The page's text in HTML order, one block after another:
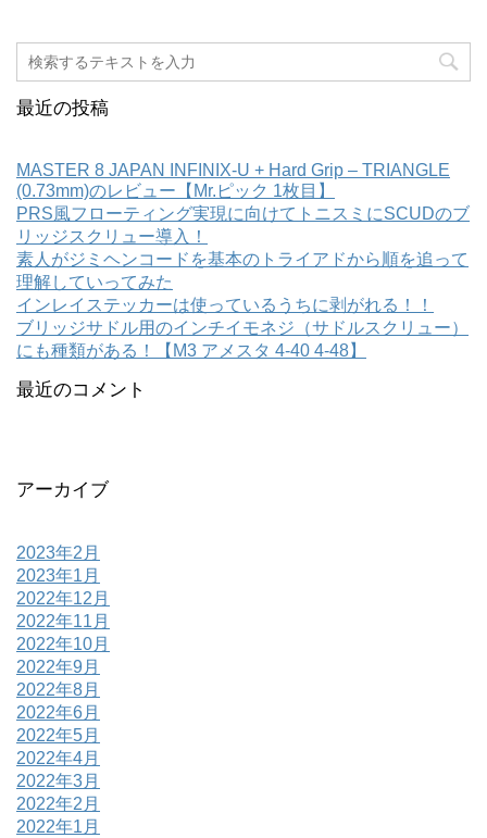
最近の投稿
MASTER 8 JAPAN INFINIX-U + Hard Grip – TRIANGLE
(0.73mm)のレビュー【Mr.ピック 1枚目】
PRS風フローティング実現に向けてトニスミにSCUDのブ
リッジスクリュー導入！
素人がジミヘンコードを基本のトライアドから順を追って
理解していってみた
インレイステッカーは使っているうちに剥がれる！！
ブリッジサドル用のインチイモネジ（サドルスクリュー）
にも種類がある！【M3 アメスタ 4-40 4-48】
最近のコメント
アーカイブ
2023年2月
2023年1月
2022年12月
2022年11月
2022年10月
2022年9月
2022年8月
2022年6月
2022年5月
2022年4月
2022年3月
2022年2月
2022年1月